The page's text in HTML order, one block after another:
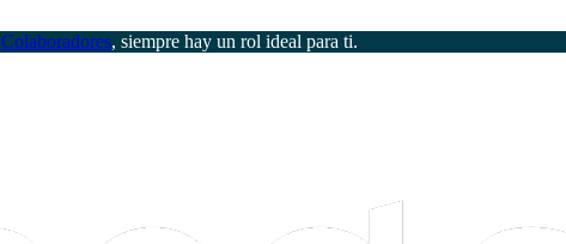
Colaboradores, siempre hay un rol ideal para ti.